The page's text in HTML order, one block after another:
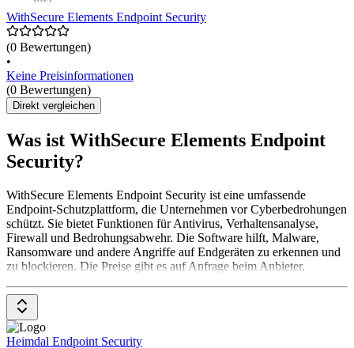
WithSecure Elements Endpoint Security
(0 Bewertungen)
•
Keine Preisinformationen
(0 Bewertungen)
Direkt vergleichen
Was ist WithSecure Elements Endpoint
Security?
WithSecure Elements Endpoint Security ist eine umfassende
Endpoint-Schutzplattform, die Unternehmen vor Cyberbedrohungen
schützt. Sie bietet Funktionen für Antivirus, Verhaltensanalyse,
Firewall und Bedrohungsabwehr. Die Software hilft, Malware,
Ransomware und andere Angriffe auf Endgeräten zu erkennen und
zu blockieren. Die Preise gibt es auf Anfrage beim Anbieter.
Heimdal Endpoint Security